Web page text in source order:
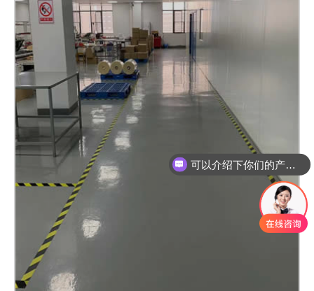
你们是怎么收费的呢